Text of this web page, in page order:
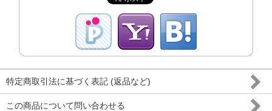
特定商取引法に基づく表記 (返品など)
この商品について問い合わせる